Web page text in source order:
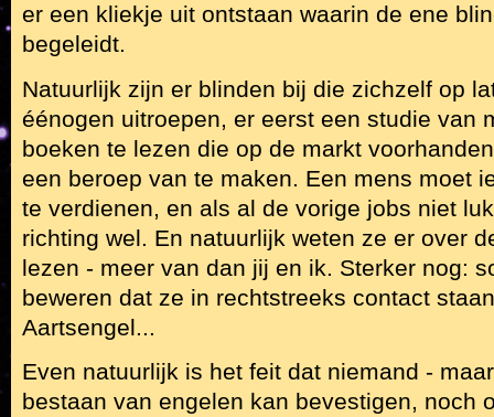
er een kliekje uit ontstaan waarin de ene
begeleidt.
Natuurlijk zijn er blinden bij die zichzelf op
éénogen uitroepen, er eerst een studie van
boeken te lezen die op de markt
een beroep van te maken. Een mens moet
te verdienen, en als al de vorige jobs niet
richting wel. En natuurlijk weten ze er over
lezen - meer van dan jij en ik. Sterker nog:
beweren dat ze in rechtstreeks contact
Aartsengel...
Even natuurlijk is het feit dat niemand -
bestaan van engelen kan bevestigen, noch